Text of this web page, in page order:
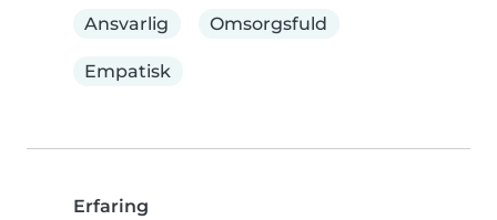
Ansvarlig
Omsorgsfuld
Empatisk
Erfaring